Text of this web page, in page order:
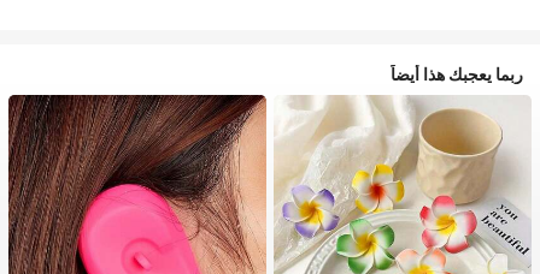
ربما يعجبك هذا أيضاً